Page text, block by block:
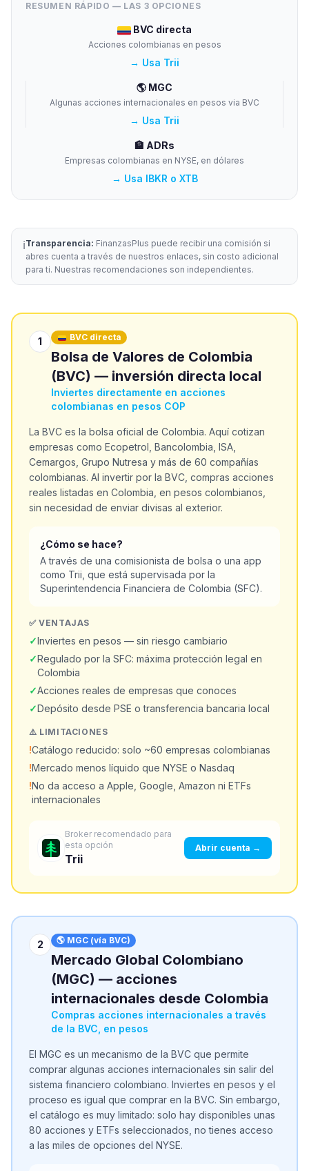
RESUMEN RÁPIDO — LAS 3 OPCIONES
BVC directa
Acciones colombianas en pesos
→ Usa Trii
🌎 MGC
Algunas acciones internacionales en pesos via BVC
→ Usa Trii
🏦 ADRs
Empresas colombianas en NYSE, en dólares
→ Usa IBKR o XTB
ℹ️Transparencia: FinanzasPlus puede recibir una comisión si
abres cuenta a través de nuestros enlaces, sin costo adicional
para ti. Nuestras recomendaciones son independientes.
1 BVC directa
Bolsa de Valores de Colombia
(BVC) — inversión directa local
Inviertes directamente en acciones
colombianas en pesos COP
La BVC es la bolsa oficial de Colombia. Aquí cotizan
empresas como Ecopetrol, Bancolombia, ISA,
Cemargos, Grupo Nutresa y más de 60 compañías
colombianas. Al invertir por la BVC, compras acciones
reales listadas en Colombia, en pesos colombianos,
sin necesidad de enviar divisas al exterior.
¿Cómo se hace?
A través de una comisionista de bolsa o una app
como Trii, que está supervisada por la
Superintendencia Financiera de Colombia (SFC).
✅ VENTAJAS
✓Inviertes en pesos — sin riesgo cambiario
✓Regulado por la SFC: máxima protección legal en
Colombia
✓Acciones reales de empresas que conoces
✓Depósito desde PSE o transferencia bancaria local
⚠️ LIMITACIONES
!Catálogo reducido: solo ~60 empresas colombianas
!Mercado menos líquido que NYSE o Nasdaq
!No da acceso a Apple, Google, Amazon ni ETFs
internacionales
Broker recomendado para
esta opción
Trii
Abrir cuenta →
2 🌎 MGC (vía BVC)
Mercado Global Colombiano
(MGC) — acciones
internacionales desde Colombia
Compras acciones internacionales a través
de la BVC, en pesos
El MGC es un mecanismo de la BVC que permite
comprar algunas acciones internacionales sin salir del
sistema financiero colombiano. Inviertes en pesos y el
proceso es igual que comprar en la BVC. Sin embargo,
el catálogo es muy limitado: solo hay disponibles unas
80 acciones y ETFs seleccionados, no tienes acceso
a las miles de opciones del NYSE.